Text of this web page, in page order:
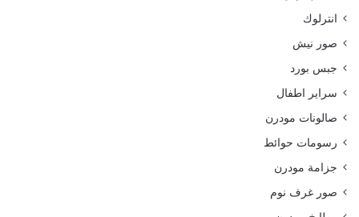
انترلوك
صور نيش
جبس بورد
سراير اطفال
صالونات مودرن
رسومات حوائط
جزامة مودرن
صور غرف نوم